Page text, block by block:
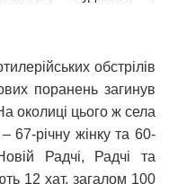
обстрілів
поранень загинув
околиці цього ж села
67-річну жінку та 60-
Радчі, Радчі та
12 хат, загалом 100